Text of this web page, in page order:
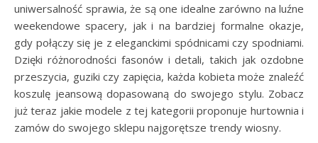
uniwersalność sprawia, że są one idealne zarówno na luźne
weekendowe spacery, jak i na bardziej formalne okazje,
gdy połączy się je z eleganckimi spódnicami czy spodniami.
Dzięki różnorodności fasonów i detali, takich jak ozdobne
przeszycia, guziki czy zapięcia, każda kobieta może znaleźć
koszulę jeansową dopasowaną do swojego stylu. Zobacz
już teraz jakie modele z tej kategorii proponuje hurtownia i
zamów do swojego sklepu najgorętsze trendy wiosny.